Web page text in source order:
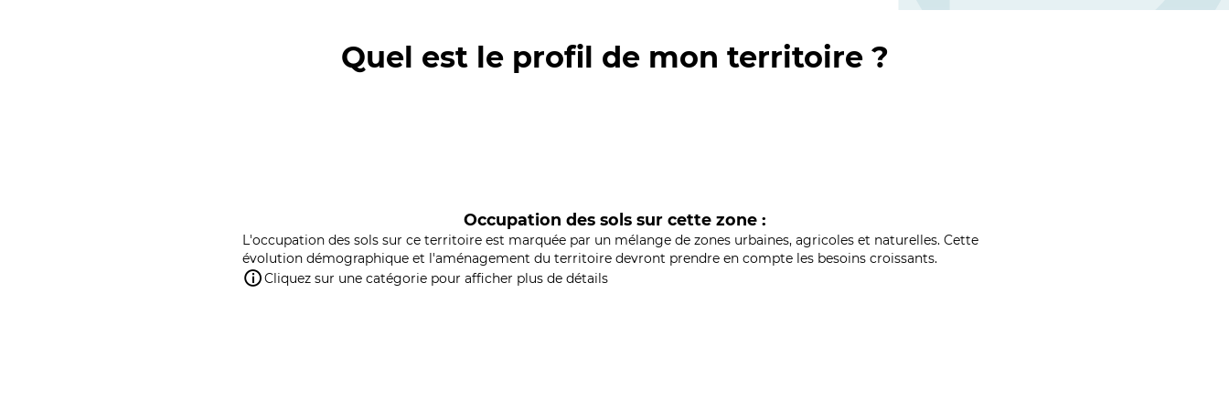
Quel est le profil de mon territoire ?
Occupation des sols sur cette zone :
L'occupation des sols sur ce territoire est marquée par un mélange de zones urbaines, agricoles et naturelles. Cette
évolution démographique et l'aménagement du territoire devront prendre en compte les besoins croissants.
Cliquez sur une catégorie pour afficher plus de détails